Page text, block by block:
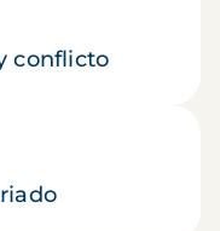
conflicto